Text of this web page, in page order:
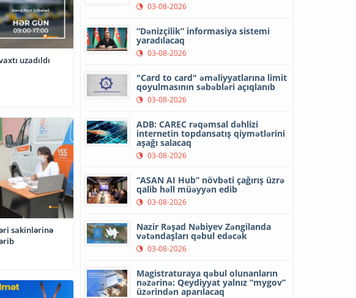
uzadıldı
sakinlərinə
03-08-2026
“Dənizçilik” informasiya sistemi
yaradılacaq
03-08-2026
"Card to card" əməliyyatlarına limit
qoyulmasının səbəbləri açıqlanıb
03-08-2026
ADB: CAREC rəqəmsal dəhlizi
internetin topdansatış qiymətlərini
aşağı salacaq
03-08-2026
“ASAN AI Hub” növbəti çağırış üzrə
qalib həll müəyyən edib
03-08-2026
Nazir Rəşad Nəbiyev Zəngilanda
vətəndaşları qəbul edəcək
03-08-2026
Magistraturaya qəbul olunanların
nəzərinə: Qeydiyyat yalnız “mygov”
üzərindən aparılacaq